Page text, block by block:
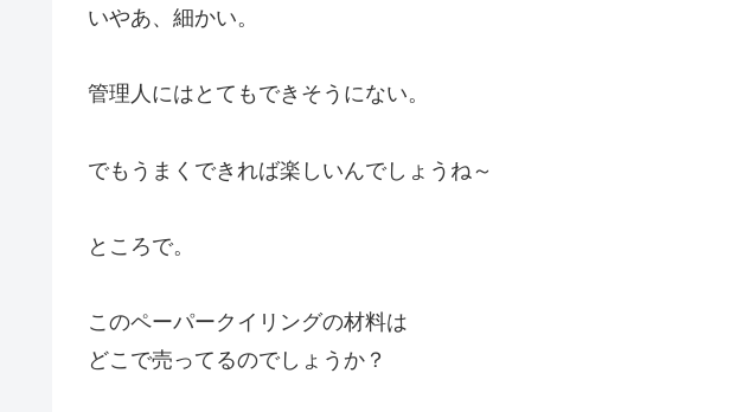
いやあ、細かい。
管理人にはとてもできそうにない。
でもうまくできれば楽しいんでしょうね～
ところで。
このペーパークイリングの材料は
どこで売ってるのでしょうか？